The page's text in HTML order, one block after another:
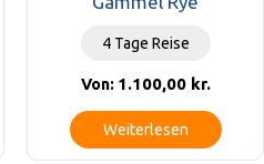
4 Tage Reise
Von: 1.100,00 kr.
Weiterlesen